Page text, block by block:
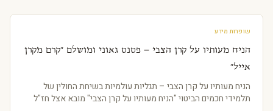
שופרות מידע
הניח מעותיו על קרן הצבי – פטנט גאוני ומושלם "קרם מקרן
אייל"
הניח מעותיו על קרן הצבי – תגליות עולמיות בשיחת החולין של
תלמידי חכמים הביטוי "הניח מעותיו על קרן הצבי" מובא אצל חז"ל